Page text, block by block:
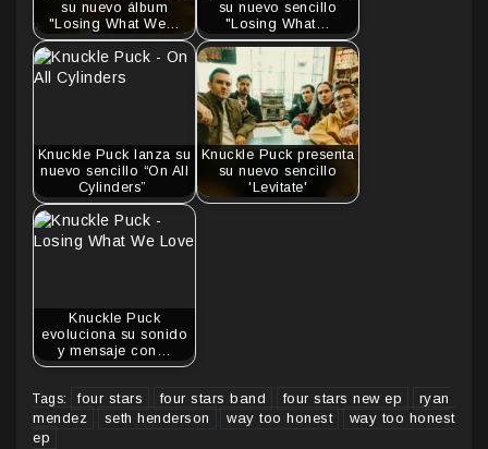
su nuevo álbum
"Losing What We…
su nuevo sencillo
"Losing What…
Knuckle Puck lanza su
nuevo sencillo “On All
Cylinders”
Knuckle Puck presenta
su nuevo sencillo
'Levitate'
Knuckle Puck
evoluciona su sonido
y mensaje con…
Tags: four stars four stars band four stars new ep
ryan
mendez
seth henderson way too honest
way too honest
ep